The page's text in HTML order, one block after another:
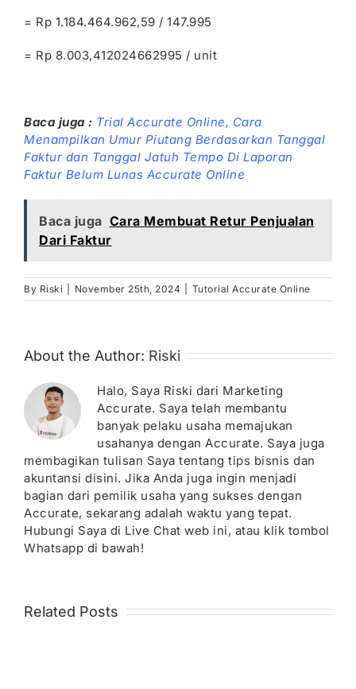
= Rp 1.184.464.962,59 / 147.995
= Rp 8.003,412024662995 / unit
Baca juga : Trial Accurate Online, Cara
Menampilkan Umur Piutang Berdasarkan Tanggal
Faktur dan Tanggal Jatuh Tempo Di Laporan
Faktur Belum Lunas Accurate Online
Baca juga Cara Membuat Retur Penjualan
Dari Faktur
By Riski November 25th, 2024 Tutorial Accurate Online
About the Author: Riski
Halo, Saya Riski dari Marketing
Accurate. Saya telah membantu
banyak pelaku usaha memajukan
usahanya dengan Accurate. Saya juga
membagikan tulisan Saya tentang tips bisnis dan
akuntansi disini. Jika Anda juga ingin menjadi
bagian dari pemilik usaha yang sukses dengan
Accurate, sekarang adalah waktu yang tepat.
Hubungi Saya di Live Chat web ini, atau klik tombol
Whatsapp di bawah!
Related Posts